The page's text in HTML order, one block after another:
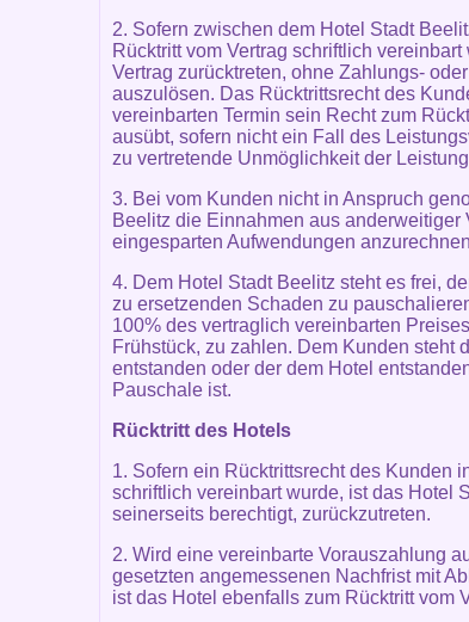
2. Sofern zwischen dem Hotel Stadt
Rücktritt vom Vertrag schriftlich
Vertrag zurücktreten, ohne Zahlungs-
auszulösen. Das Rücktrittsrecht des
vereinbarten Termin sein Recht zum
ausübt, sofern nicht ein Fall des
zu vertretende Unmöglichkeit der
3. Bei vom Kunden nicht in Anspruch
Beelitz die Einnahmen aus
eingesparten Aufwendungen
4. Dem Hotel Stadt Beelitz steht es frei,
zu ersetzenden Schaden zu
100% des vertraglich vereinbarten
Frühstück, zu zahlen. Dem Kunden steht
entstanden oder der dem Hotel
Pauschale ist.
Rücktritt des Hotels
1. Sofern ein Rücktrittsrecht des Kunden
schriftlich vereinbart wurde, ist das Hotel
seinerseits berechtigt, zurückzutreten.
2. Wird eine vereinbarte Vorauszahlung
gesetzten angemessenen Nachfrist mit
ist das Hotel ebenfalls zum Rücktritt vom